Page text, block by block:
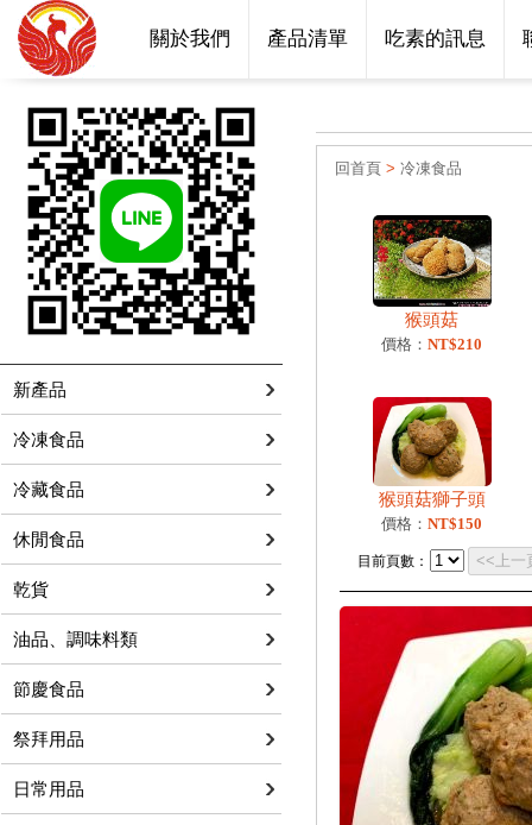
關於我們 產品清單 吃素的訊息
新產品
冷凍食品
冷藏食品
休閒食品
乾貨
油品、調味料類
節慶食品
祭拜用品
日常用品
回首頁 > 冷凍食品
猴頭菇
價格：NT$210
猴頭菇獅子頭
價格：NT$150
目前頁數：